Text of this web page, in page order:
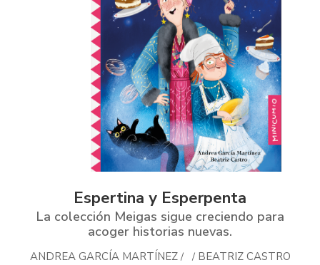
Espertina y Esperpenta
La colección Meigas sigue creciendo para
acoger historias nuevas.
ANDREA GARCÍA MARTÍNEZ / / BEATRIZ CASTRO